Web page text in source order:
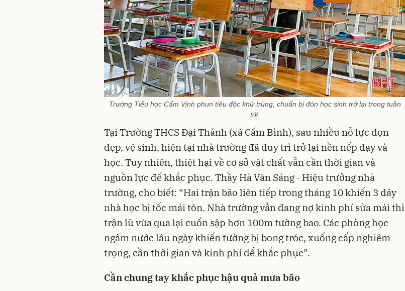
Trường Tiểu học Cẩm Vịnh phun tiêu độc khử trùng, chuẩn bị đón học sinh trở lại trong tuần
tới.
Tại Trường THCS Đại Thành (xã Cẩm Bình), sau nhiều nỗ lực dọn
dẹp, vệ sinh, hiện tại nhà trường đã duy trì trở lại nền nếp dạy và
học. Tuy nhiên, thiệt hại về cơ sở vật chất vẫn cần thời gian và
nguồn lực để khắc phục. Thầy Hà Văn Sáng - Hiệu trưởng nhà
trường, cho biết: “Hai trận bão liên tiếp trong tháng 10 khiến 3 dãy
nhà học bị tốc mái tôn. Nhà trường vẫn đang nợ kinh phí sửa mái thì
trận lũ vừa qua lại cuốn sập hơn 100m tường bao. Các phòng học
ngâm nước lâu ngày khiến tường bị bong tróc, xuống cấp nghiêm
trọng, cần thời gian và kinh phí để khắc phục”.
Cần chung tay khắc phục hậu quả mưa bão